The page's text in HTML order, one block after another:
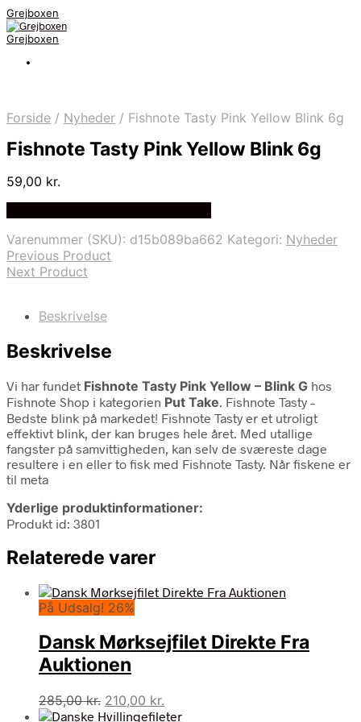
Grejboxen
Grejboxen
Forside / Nyheder / Fishnote Tasty Pink Yellow Blink 6g
Fishnote Tasty Pink Yellow Blink 6g
59,00 kr.
Varenummer (SKU): d15b089ba662 Kategori: Nyheder
Previous Product
Next Product
Beskrivelse
Beskrivelse
Vi har fundet Fishnote Tasty Pink Yellow – Blink G hos
Fishnote Shop i kategorien Put Take. Fishnote Tasty –
Bedste blink på markedet! Fishnote Tasty er et utroligt
effektivt blink, der kan bruges hele året. Med utallige
fangster på samvittigheden, kan selv de sværeste dage
resultere i en eller to fisk med Fishnote Tasty. Når fiskene er
til meta
Yderlige produktinformationer:
Produkt id: 3801
Relaterede varer
På Udsalg! 26%
Dansk Mørksejfilet Direkte Fra
Auktionen
285,00kr. Den
oprindelige
210,00 kr.
aktuelle